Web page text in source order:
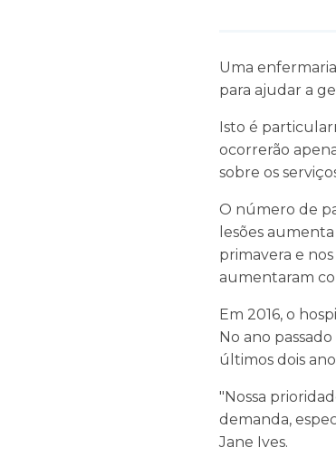
Uma
para ajudar a
Isto é
ocorrerão
sobre os
O número de
lesões
primavera e
aumentaram
Em 2016, o
No ano
últimos dois
"Nossa
demanda,
Jane Ives.